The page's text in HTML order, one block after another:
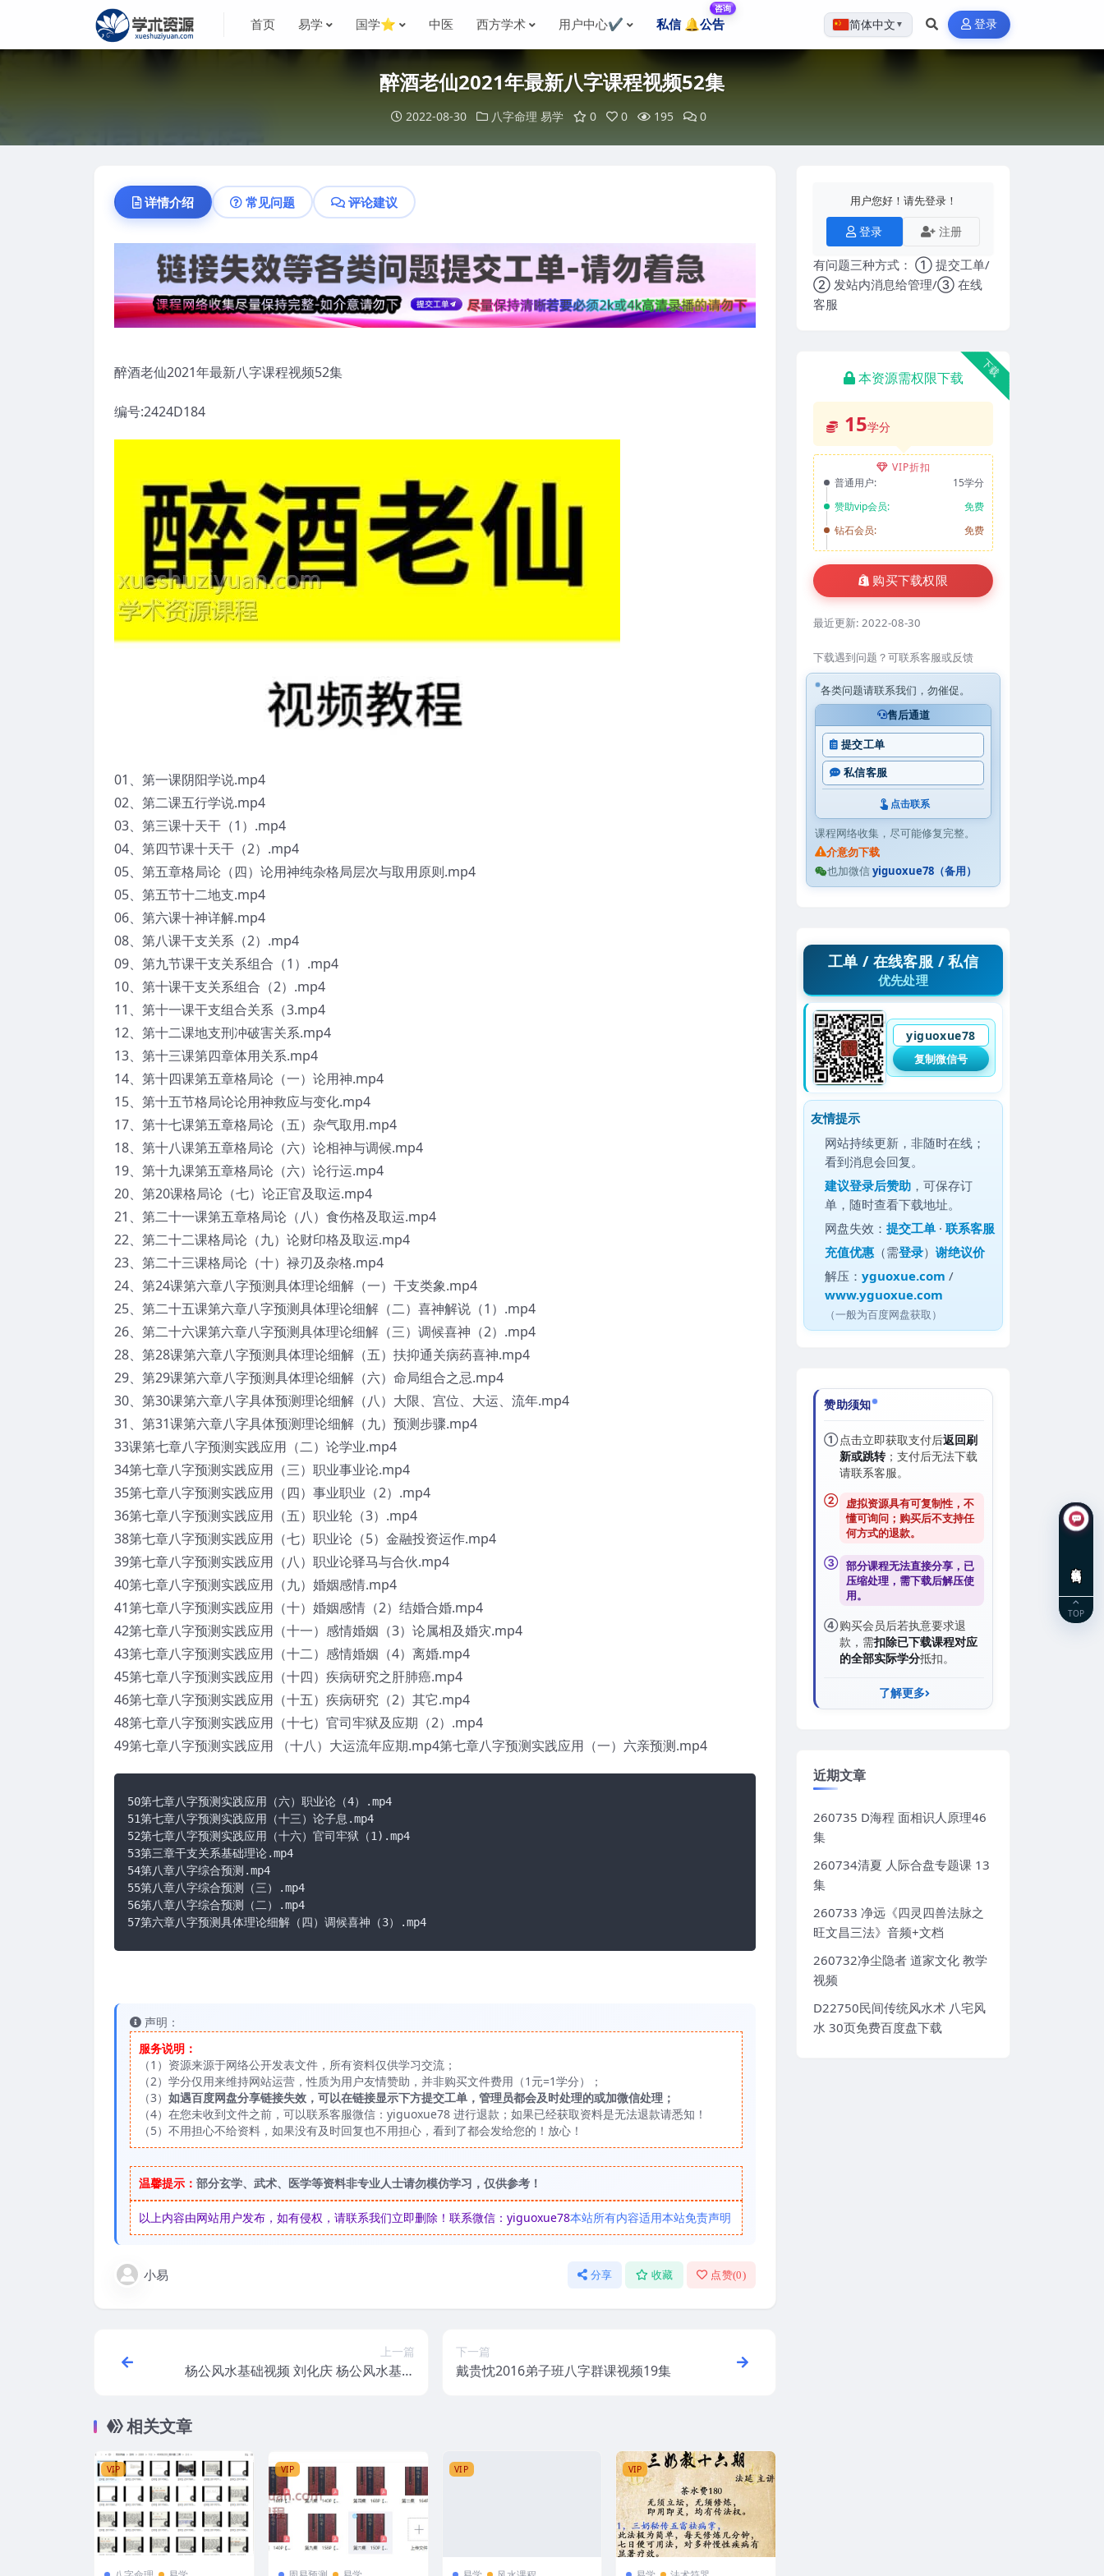
首页 易学 国学⭐ 中医 西方学术 用户中心✔️ 私信 🔔公告
咨询
简体中文 ▼ 登录
醉酒老仙2021年最新八字课程视频52集
2022-08-30 八字命理 易学 0 0 195 0
详情介绍 常见问题 评论建议
醉酒老仙2021年最新八字课程视频52集
编号:2424D184
01、第一课阴阳学说.mp4
02、第二课五行学说.mp4
03、第三课十天干（1）.mp4
04、第四节课十天干（2）.mp4
05、第五章格局论（四）论用神纯杂格局层次与取用原则.mp4
05、第五节十二地支.mp4
06、第六课十神详解.mp4
08、第八课干支关系（2）.mp4
09、第九节课干支关系组合（1）.mp4
10、第十课干支关系组合（2）.mp4
11、第十一课干支组合关系（3.mp4
12、第十二课地支刑冲破害关系.mp4
13、第十三课第四章体用关系.mp4
14、第十四课第五章格局论（一）论用神.mp4
15、第十五节格局论论用神救应与变化.mp4
17、第十七课第五章格局论（五）杂气取用.mp4
18、第十八课第五章格局论（六）论相神与调候.mp4
19、第十九课第五章格局论（六）论行运.mp4
20、第20课格局论（七）论正官及取运.mp4
21、第二十一课第五章格局论（八）食伤格及取运.mp4
22、第二十二课格局论（九）论财印格及取运.mp4
23、第二十三课格局论（十）禄刃及杂格.mp4
24、第24课第六章八字预测具体理论细解（一）干支类象.mp4
25、第二十五课第六章八字预测具体理论细解（二）喜神解说（1）.mp4
26、第二十六课第六章八字预测具体理论细解（三）调候喜神（2）.mp4
28、第28课第六章八字预测具体理论细解（五）扶抑通关病药喜神.mp4
29、第29课第六章八字预测具体理论细解（六）命局组合之忌.mp4
30、第30课第六章八字具体预测理论细解（八）大限、宫位、大运、流年.mp4
31、第31课第六章八字具体预测理论细解（九）预测步骤.mp4
33课第七章八字预测实践应用（二）论学业.mp4
34第七章八字预测实践应用（三）职业事业论.mp4
35第七章八字预测实践应用（四）事业职业（2）.mp4
36第七章八字预测实践应用（五）职业轮（3）.mp4
38第七章八字预测实践应用（七）职业论（5）金融投资运作.mp4
39第七章八字预测实践应用（八）职业论驿马与合伙.mp4
40第七章八字预测实践应用（九）婚姻感情.mp4
41第七章八字预测实践应用（十）婚姻感情（2）结婚合婚.mp4
42第七章八字预测实践应用（十一）感情婚姻（3）论属相及婚灾.mp4
43第七章八字预测实践应用（十二）感情婚姻（4）离婚.mp4
45第七章八字预测实践应用（十四）疾病研究之肝肺癌.mp4
46第七章八字预测实践应用（十五）疾病研究（2）其它.mp4
48第七章八字预测实践应用（十七）官司牢狱及应期（2）.mp4
49第七章八字预测实践应用 （十八）大运流年应期.mp4第七章八字预测实践应用（一）六亲预测.mp4
50第七章八字预测实践应用（六）职业论（4）.mp4
51第七章八字预测实践应用（十三）论子息.mp4
52第七章八字预测实践应用（十六）官司牢狱（1).mp4
53第三章干支关系基础理论.mp4
54第八章八字综合预测.mp4
55第八章八字综合预测（三）.mp4
56第八章八字综合预测（二）.mp4
57第六章八字预测具体理论细解（四）调候喜神（3）.mp4
声明：
服务说明：
（1）资源来源于网络公开发表文件，所有资料仅供学习交流；
（2）学分仅用来维持网站运营，性质为用户友情赞助，并非购买文件费用（1元=1学分）；
（3） 如遇百度网盘分享链接失效，可以在链接显示下方提交工单，管理员都会及时处理的或加微信处理；
（4）在您未收到文件之前，可以联系客服微信：yiguoxue78 进行退款；如果已经获取资料是无法退款请悉知！
（5）不用担心不给资料，如果没有及时回复也不用担心，看到了都会发给您的！放心！
温馨提示： 部分玄学、武术、医学等资料非专业人士请勿模仿学习，仅供参考！
以上内容由网站用户发布，如有侵权，请联系我们立即删除！联系微信：yiguoxue78本站所有内容适用本站免责声明
小易 分享 收藏 点赞(0)
上一篇
杨公风水基础视频 刘化庆 杨公风水基础
下一篇
戴贵忱2016弟子班八字群课视频19集
相关文章
VIP VIP VIP VIP
用户您好！请先登录！
登录 注册
有问题三种方式： ① 提交工单/
② 发站内消息给管理/③ 在线
客服
下载
本资源需权限下载
15学分
VIP折扣
普通用户:
15学分
赞助vip会员:
免费
钻石会员:
免费
购买下载权限
最近更新: 2022-08-30
下载遇到问题？可联系客服或反馈
各类问题请联系我们，勿催促。
售后通道
提交工单
私信客服
点击联系
课程网络收集，尽可能修复完整。
介意勿下载
也加微信yiguoxue78（备用）
工单 / 在线客服 / 私信
优先处理
yiguoxue78
复制微信号
友情提示
网站持续更新，非随时在线；
看到消息会回复。
建议登录后赞助 ，可保存订
单，随时查看下载地址。
网盘失效：提交工单 ·联系客服
充值优惠 （需登录）谢绝议价
解压：yguoxue.com /
www.yguoxue.com
（一般为百度网盘获取）
赞助须知
①点击立即获取支付后返回刷
新或跳转；支付后无法下载
请联系客服。
②
虚拟资源具有可复制性，不
懂可询问；购买后不支持任
何方式的退款。
③ 部分课程无法直接分享，已
压缩处理，需下载后解压使
用。
④购买会员后若执意要求退
款，需扣除已下载课程对应
的全部实际学分抵扣。
了解更多
近期文章
260735 D海程 面相识人原理46
集
260734清夏 人际合盘专题课 13
集
260733 净远《四灵四兽法脉之
旺文昌三法》音频+文档
260732净尘隐者 道家文化 教学
视频
D22750民间传统风水术 八宅风
水 30页免费百度盘下载
TOP